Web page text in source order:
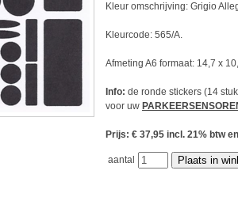
Kleur omschrijving: Grigio
Kleurcode: 565/A.
Afmeting A6 formaat: 14,7 x
Info: de ronde stickers (14
voor uw
Prijs: € 37,95 incl. 21% btw
aantal